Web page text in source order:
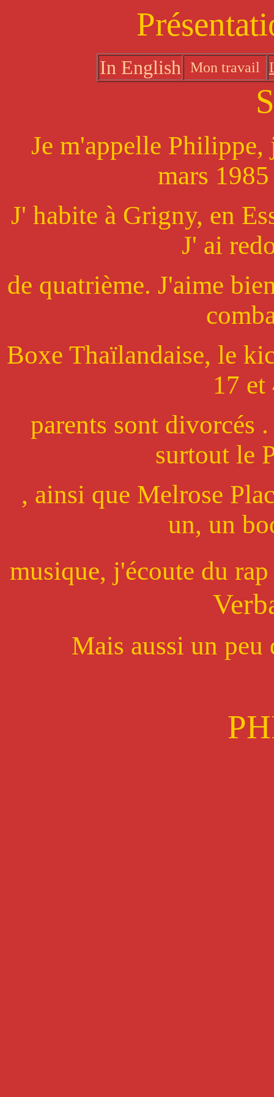
In English Mon travail
Je m'appelle Philippe,
mars
J' habite à Grigny, en
J' ai
de quatrième. J'aime
Boxe Thaïlandaise, le
17 et
parents sont divorcés
surtout le
, ainsi que Melrose
un, un
musique, j'écoute du
Mais aussi un peu